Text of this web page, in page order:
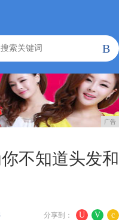
B
广告
不知道头发和
U V c
分享到：